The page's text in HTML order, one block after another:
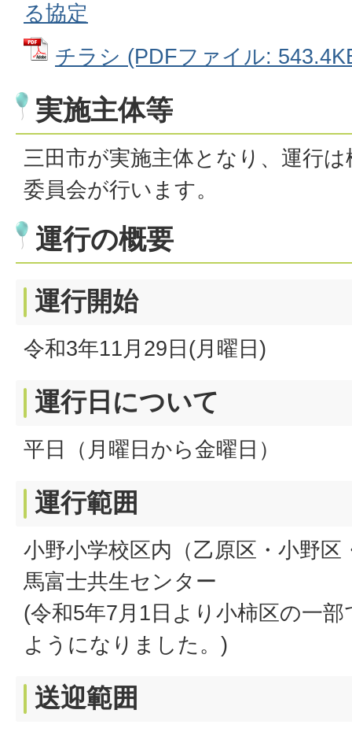
る協定
チラシ (PDFファイル:
実施主体等
三田市が実施主体となり、運行
委員会が行います。
運行の概要
運行開始
令和3年11月29日(月曜日)
運行日について
平日（月曜日から金曜日）
運行範囲
小野小学校区内（乙原区・小野
馬富士共生センター
(令和5年7月1日より小柿区の一
ようになりました。)
送迎範囲